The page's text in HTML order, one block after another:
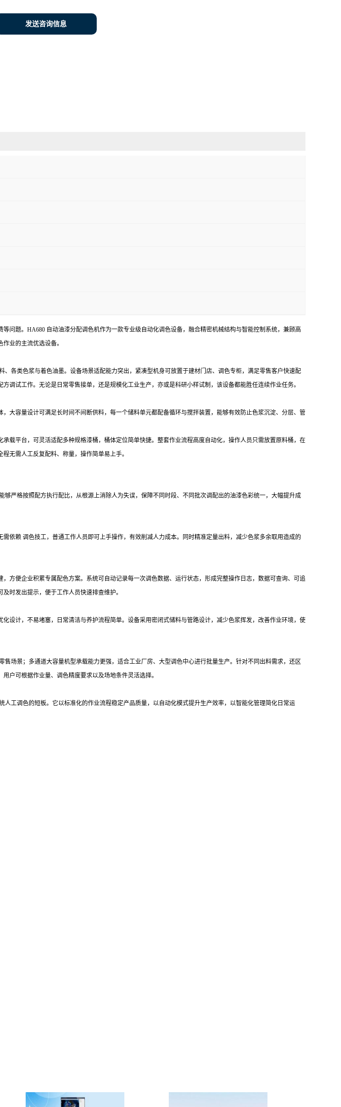
发送咨询信息
问题。HA680 自动油漆分配调色机作为一款专业级自动化调色设备，融合精密机械结构与智能控制系统，兼顾高
业的主流优选设备。
各类色浆与着色油墨。设备场景适配能力突出，紧凑型机身可放置于建材门店、调色专柜，满足零售客户快速配
试工作。无论是日常零售接单，还是规模化工业生产，亦或是科研小样试制，该设备都能胜任连续作业任务。
大容量设计可满足长时间不间断供料，每一个储料单元都配备循环与搅拌装置，能够有效防止色浆沉淀、分层、管
载平台，可灵活适配多种规格漆桶，桶体定位简单快捷。整套作业流程高度自动化，操作人员只需放置原料桶，在
无需人工反复配料、称量，操作简单易上手。
严格按照配方执行配比，从根源上消除人为失误，保障不同时段、不同批次调配出的油漆色彩统一，大幅提升成
依赖 调色技工，普通工作人员即可上手操作，有效削减人力成本。同时精准定量出料，减少色浆多余取用造成的
方便企业积累专属配色方案。系统可自动记录每一次调色数据、运行状态，形成完整操作日志，数据可查询、可追
时发出提示，便于工作人员快速排查维护。
设计，不易堵塞，日常清洁与养护流程简单。设备采用密闭式储料与管路设计，减少色浆挥发，改善作业环境，使
场景；多通道大容量机型承载能力更强，适合工业厂房、大型调色中心进行批量生产。针对不同出料需求，还区
户可根据作业量、调色精度要求以及场地条件灵活选择。
工调色的短板。它以标准化的作业流程稳定产品质量，以自动化模式提升生产效率，以智能化管理简化日常运